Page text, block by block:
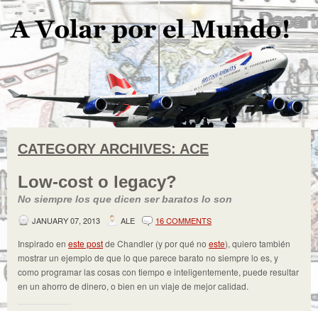
CATEGORY ARCHIVES: ACE
Low-cost o legacy?
No siempre los que dicen ser baratos lo son
JANUARY 07, 2013
ALE 16 COMMENTS
Inspirado en este postde Chandler (y por qué no este), quiero también
mostrar un ejemplo de que lo que parece barato no siempre lo es, y
como programar las cosas con tiempo e inteligentemente, puede resultar
en un ahorro de dinero, o bien en un viaje de mejor calidad.